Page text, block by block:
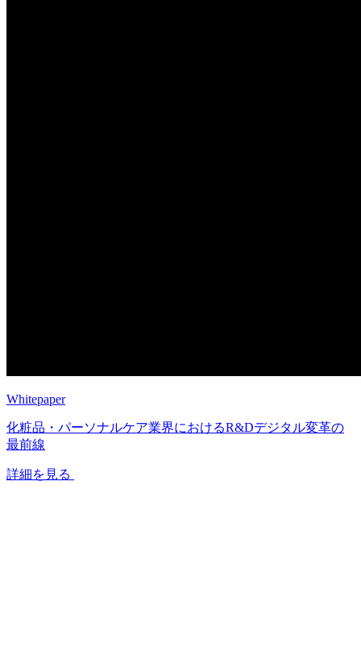
Whitepaper
化粧品・パーソナルケア業界におけるR&Dデジタル変革の
最前線
詳細を見る